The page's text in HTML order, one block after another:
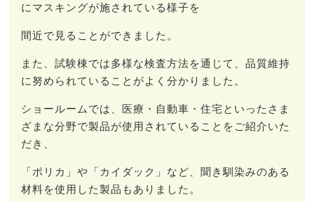
にマスキングが施されている様子を
間近で見ることができました。
また、試験棟では多様な検査方法を通じて、品質維持
に努められていることがよく分かりました。
ショールームでは、医療・自動車・住宅といったさま
ざまな分野で製品が使用されていることをご紹介いた
だき、
「ポリカ」や「カイダック」など、聞き馴染みのある
材料を使用した製品もありました。